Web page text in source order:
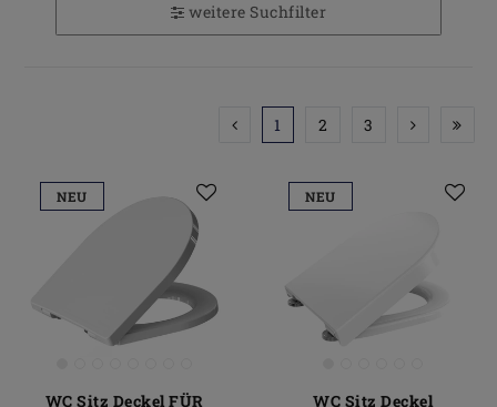
weitere Suchfilter
1 2 3
NEU
WC Sitz Deckel FÜR
NEU
WC Sitz Deckel